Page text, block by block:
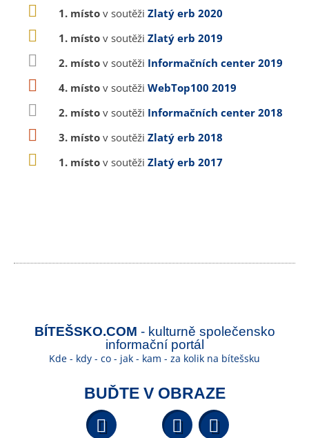
1. místo v soutěži Zlatý erb 2020
1. místo v soutěži Zlatý erb 2019
2. místo v soutěži Informačních center 2019
4. místo v soutěži WebTop100 2019
2. místo v soutěži Informačních center 2018
3. místo v soutěži Zlatý erb 2018
1. místo v soutěži Zlatý erb 2017
BÍTEŠSKO.COM - kulturně společensko
informační portál
Kde - kdy - co - jak - kam - za kolik na bítešsku
BUĎTE V OBRAZE
Facebook YouTube